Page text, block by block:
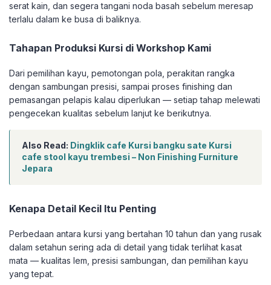
serat kain, dan segera tangani noda basah sebelum meresap
terlalu dalam ke busa di baliknya.
Tahapan Produksi Kursi di Workshop Kami
Dari pemilihan kayu, pemotongan pola, perakitan rangka
dengan sambungan presisi, sampai proses finishing dan
pemasangan pelapis kalau diperlukan — setiap tahap melewati
pengecekan kualitas sebelum lanjut ke berikutnya.
Also Read: Dingklik cafe Kursi bangku sate Kursi
cafe stool kayu trembesi – Non Finishing Furniture
Jepara
Kenapa Detail Kecil Itu Penting
Perbedaan antara kursi yang bertahan 10 tahun dan yang rusak
dalam setahun sering ada di detail yang tidak terlihat kasat
mata — kualitas lem, presisi sambungan, dan pemilihan kayu
yang tepat.